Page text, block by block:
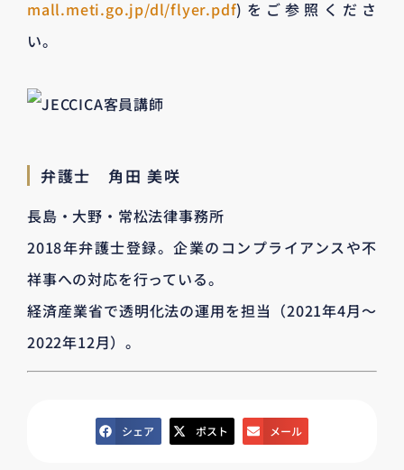
mall.meti.go.jp/dl/flyer.pdf)をご参照くださ
い。
弁護士 角田 美咲
長島・大野・常松法律事務所
2018年弁護士登録。企業のコンプライアンスや不
祥事への対応を行っている。
経済産業省で透明化法の運用を担当（2021年4月～
2022年12月）。
シェア ポスト メール